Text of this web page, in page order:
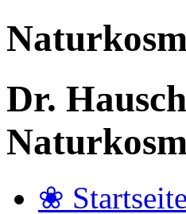
Dr.
❀ Startseite